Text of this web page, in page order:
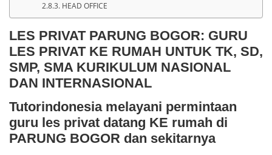
HEAD OFFICE
LES PRIVAT PARUNG BOGOR: GURU
LES PRIVAT KE RUMAH UNTUK TK, SD,
SMP, SMA KURIKULUM NASIONAL
DAN INTERNASIONAL
Tutorindonesia melayani permintaan
guru les privat datang KE rumah di
PARUNG BOGOR dan sekitarnya